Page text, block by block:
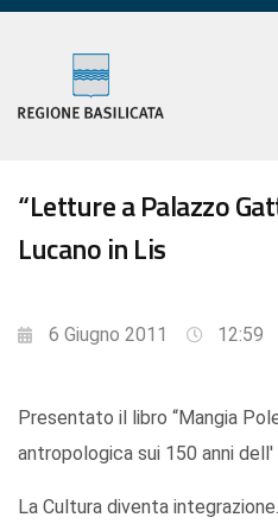
“Letture a Palazzo
Lucano in Lis
6 Giugno 2011 12:59
Presentato il libro “Mangia
antropologica sui 150 anni dell'
La Cultura diventa